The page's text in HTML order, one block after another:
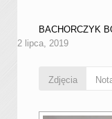
BACHORCZYK
2 lipca, 2019
Zdjęcia